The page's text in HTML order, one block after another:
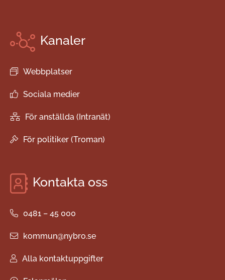
Kanaler
Webbplatser
Sociala medier
För anställda (Intranät)
För politiker (Troman)
Kontakta oss
0481 – 45 000
kommun@nybro.se
Alla kontaktuppgifter